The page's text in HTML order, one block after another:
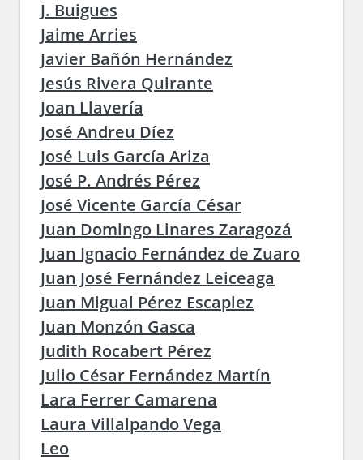
J. Buigues
Jaime Arries
Javier Bañón Hernández
Jesús Rivera Quirante
Joan Llavería
José Andreu Díez
José Luis García Ariza
José P. Andrés Pérez
José Vicente García César
Juan Domingo Linares Zaragozá
Juan Ignacio Fernández de Zuaro
Juan José Fernández Leiceaga
Juan Migual Pérez Escaplez
Juan Monzón Gasca
Judith Rocabert Pérez
Julio César Fernández Martín
Lara Ferrer Camarena
Laura Villalpando Vega
Leo